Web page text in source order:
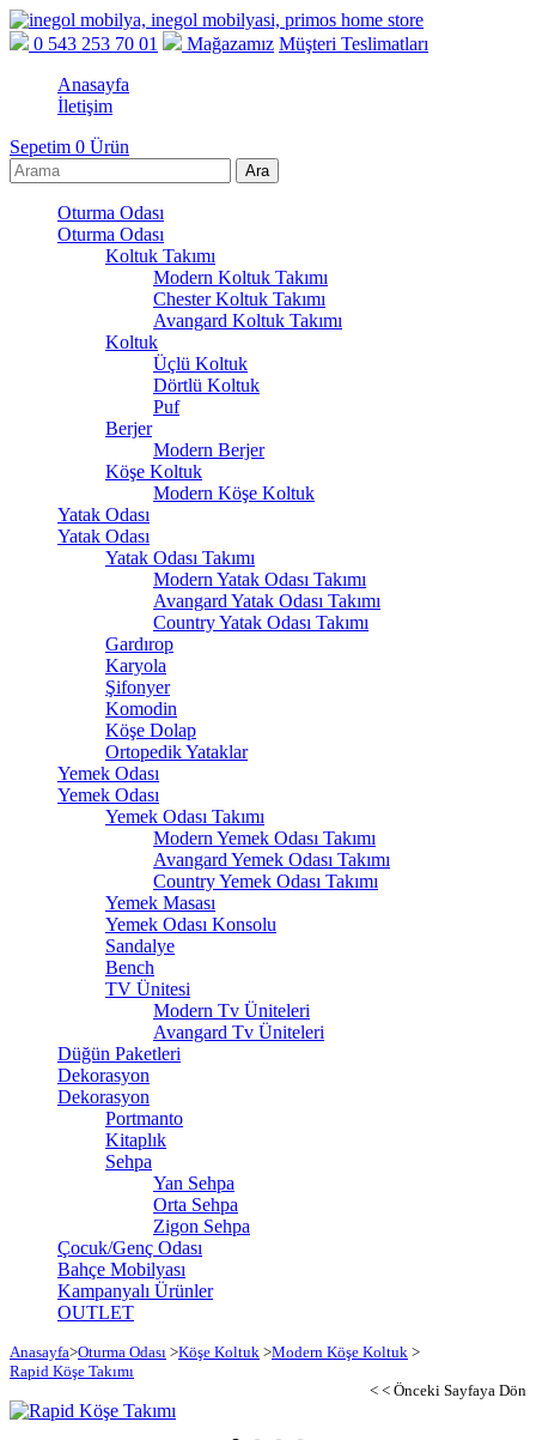
0 543 253 70 01 Mağazamız Müşteri Teslimatları
Anasayfa
İletişim
Sepetim 0 Ürün
Oturma Odası
Oturma Odası
Koltuk Takımı
Modern Koltuk Takımı
Chester Koltuk Takımı
Avangard Koltuk Takımı
Koltuk
Üçlü Koltuk
Dörtlü Koltuk
Puf
Berjer
Modern Berjer
Köşe Koltuk
Modern Köşe Koltuk
Yatak Odası
Yatak Odası
Yatak Odası Takımı
Modern Yatak Odası Takımı
Avangard Yatak Odası Takımı
Country Yatak Odası Takımı
Gardırop
Karyola
Şifonyer
Komodin
Köşe Dolap
Ortopedik Yataklar
Yemek Odası
Yemek Odası
Yemek Odası Takımı
Modern Yemek Odası Takımı
Avangard Yemek Odası Takımı
Country Yemek Odası Takımı
Yemek Masası
Yemek Odası Konsolu
Sandalye
Bench
TV Ünitesi
Modern Tv Üniteleri
Avangard Tv Üniteleri
Düğün Paketleri
Dekorasyon
Dekorasyon
Portmanto
Kitaplık
Sehpa
Yan Sehpa
Orta Sehpa
Zigon Sehpa
Çocuk/Genç Odası
Bahçe Mobilyası
Kampanyalı Ürünler
OUTLET
Anasayfa>Oturma Odası >Köşe Koltuk >Modern Köşe Koltuk >
Rapid Köşe Takımı
< < Önceki Sayfaya Dön